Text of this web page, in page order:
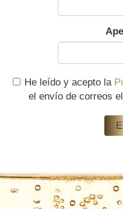
He leído y acepto la
el envío de correos